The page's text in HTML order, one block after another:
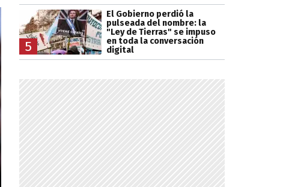
5
El Gobierno perdió la
pulseada del nombre: la
"Ley de Tierras" se impuso
en toda la conversación
digital